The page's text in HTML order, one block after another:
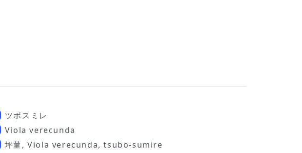
ツボスミレ
Viola verecunda
坪菫, Viola verecunda, tsubo-sumire